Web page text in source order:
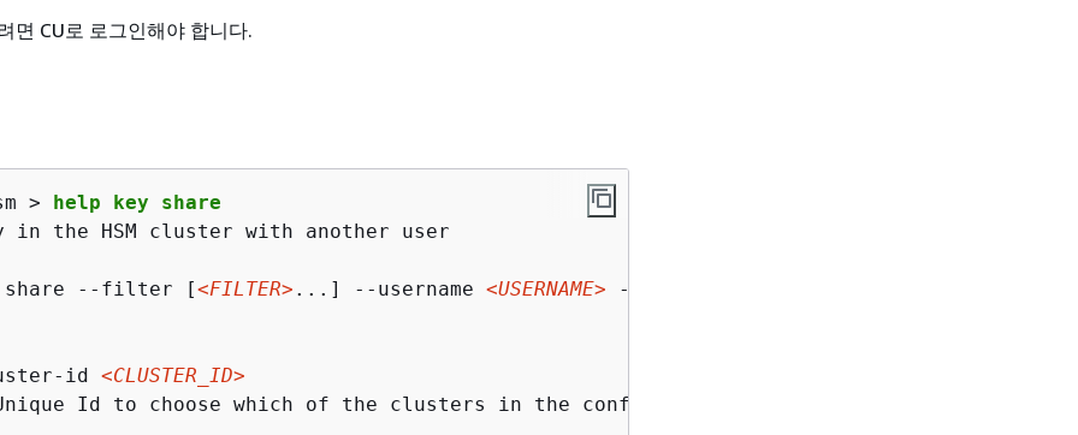
면 CU로 로그인해야 합니다.
> help key share
in the HSM cluster with another user
share --filter [<FILTER> ...] --username <USERNAME> --role
id
<CLUSTER_ID>
Id to choose which of the clusters in the config file to run the operation